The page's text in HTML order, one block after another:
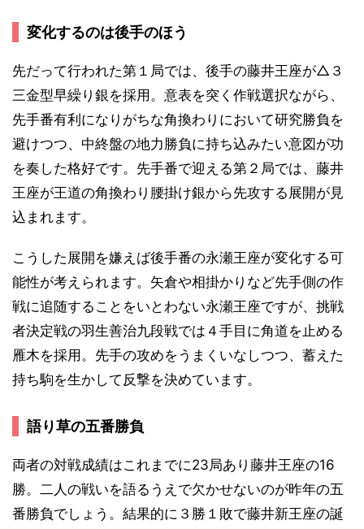
変化するのは後手のほう
先だって行われた第１局では、後手の藤井王座が△３
三金型早繰り銀を採用。意表を突く作戦選択ながら、
先手番有利になりがちな角換わりにおいて研究勝負を
避けつつ、中終盤の地力勝負に持ち込みたい意図が功
を奏した格好です。先手番で迎える第２局では、藤井
王座が王道の角換わり腰掛け銀から先攻する展開が見
込まれます。
こうした展開を嫌えば後手番の永瀬王座が変化する可
能性が考えられます。矢倉や相掛かりなど先手側の作
戦に追随することをいとわない永瀬王座ですが、挑戦
者決定戦の羽生善治九段戦では４手目に角道を止める
雁木を採用。先手の攻めをうまくいなしつつ、蓄えた
持ち駒を生かして反撃を決めています。
語り草の五番勝負
両者の対戦成績はこれまでに23局あり藤井王座の16
勝。二人の戦いを語るうえで欠かせないのが昨年の五
番勝負でしょう。結果的に３勝１敗で藤井新王座の誕